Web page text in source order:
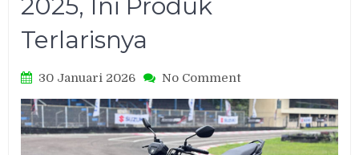
2025, Ini Produk
Terlarisnya
30 Januari 2026 No Commenton
Motor
Suzuki
Tembus